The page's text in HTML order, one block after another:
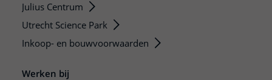
Julius Centrum
Utrecht Science Park
Inkoop- en bouwvoorwaarden
Werken bij